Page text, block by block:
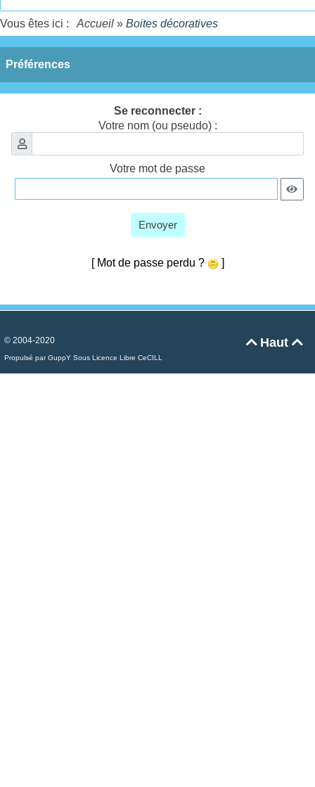
Vous êtes ici : Accueil » Boites décoratives
Préférences
Se reconnecter :
Votre nom (ou pseudo) :
Votre mot de passe
Envoyer
[ Mot de passe perdu ? ]
Haut 
© 2004-2020
Propulsé par GuppY Sous Licence Libre CeCILL